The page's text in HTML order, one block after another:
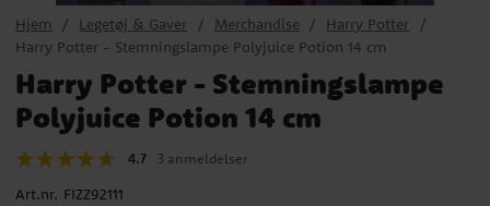
Hjem Legetøj & Gaver Merchandise
Harry Potter
Harry Potter - Stemningslampe Polyjuice Potion 14 cm
Harry Potter - Stemningslampe
Polyjuice Potion 14 cm
4.7 3 anmeldelser
Art.nr. FIZZ92111